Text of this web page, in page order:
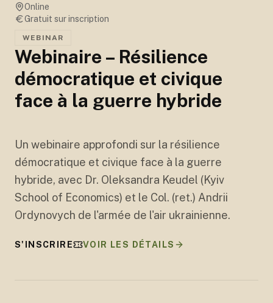
Online
Gratuit sur inscription
WEBINAR
Webinaire – Résilience
démocratique et civique
face à la guerre hybride
Un webinaire approfondi sur la résilience
démocratique et civique face à la guerre
hybride, avec Dr. Oleksandra Keudel (Kyiv
School of Economics) et le Col. (ret.) Andrii
Ordynovych de l'armée de l'air ukrainienne.
S'INSCRIRE VOIR LES DÉTAILS